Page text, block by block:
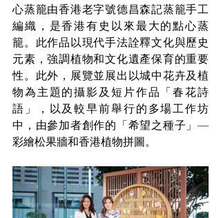
心蒸籠由香港老字號德昌森記蒸籠手工
編織，是香港有史以來最大的點心蒸
籠。此作品以現代手法詮釋文化與歷史
元素，強調植物和文化遺產保育的重要
性。此外，展覽並展出以城中花卉及植
物為主題的攝影及短片作品「春花詩
語」，以及較早前舉行的多場工作坊
中，由參加者創作的「希望之種子」—
彩繪松果牆和香港植物拼圖。